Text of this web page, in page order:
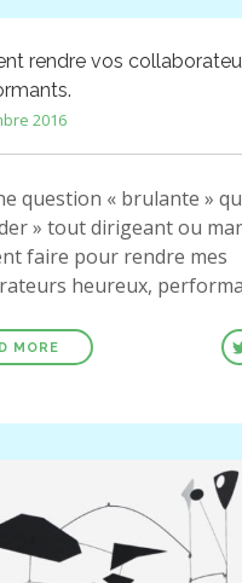
rendre vos
2016
question « brulante »
» tout dirigeant ou
faire pour rendre mes
heureux,
MORE